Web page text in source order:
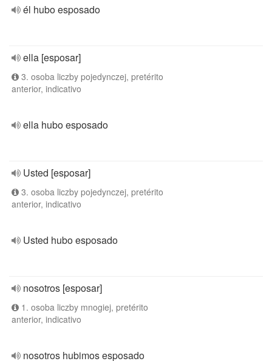
él hubo esposado
ella [esposar]
3. osoba liczby pojedynczej, pretérito
anterior, indicativo
ella hubo esposado
Usted [esposar]
3. osoba liczby pojedynczej, pretérito
anterior, indicativo
Usted hubo esposado
nosotros [esposar]
1. osoba liczby mnogiej, pretérito
anterior, indicativo
nosotros hubimos esposado